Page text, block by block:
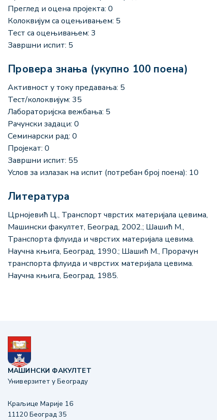
Преглед и оцена пројекта: 0
Колоквијум са оцењивањем: 5
Тест са оцењивањем: 3
Завршни испит: 5
Провера знања (укупно 100 поена)
Активност у току предавања: 5
Тест/колоквијум: 35
Лабораторијска вежбања: 5
Рачунски задаци: 0
Семинарски рад: 0
Пројекат: 0
Завршни испит: 55
Услов за излазак на испит (потребан број поена): 10
Литература
Црнојевић Ц., Транспорт чврстих материјала цевима,
Машински факултет, Београд, 2002.; Шашић M.,
Транспорта флуида и чврстих материјала цевима.
Научна књига, Београд, 1990.; Шашић M., Прорачун
транспорта флуида и чврстих материјала цевима.
Научна књига, Београд, 1985.
МАШИНСКИ ФАКУЛТЕТ
Универзитет у Београду
Краљице Марије 16
11120 Београд 35